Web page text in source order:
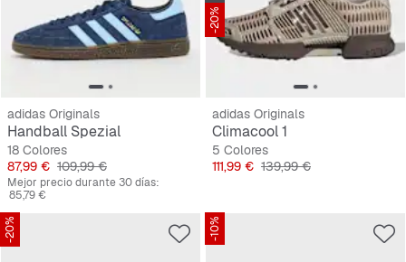
adidas Originals
Handball Spezial
18 Colores
Precio
87,99 € Precio original
109,99 €
Mejor precio durante 30 días:
85,79 €
-20%
adidas Originals
Climacool 1
5 Colores
Precio
111,99 € Precio original
139,99 €
-20% -10%